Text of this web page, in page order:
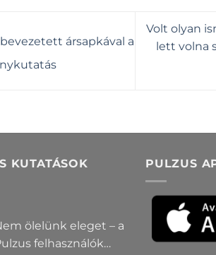
ársapkával a
Volt olyan
lett volna
KUTATÁSOK
ölelünk eleget – a
felhasználók
PULZUS